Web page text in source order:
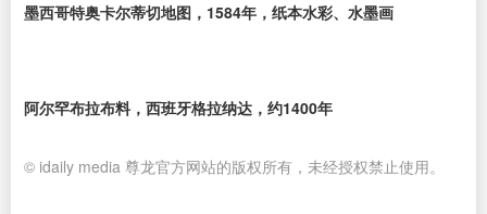
墨西哥特奥卡尔蒂切地图，1584年，纸本水彩、水墨画
阿尔罕布拉布料，西班牙格拉纳达，约1400年
© idaily media 尊龙官方网站的版权所有，未经授权禁止使用。